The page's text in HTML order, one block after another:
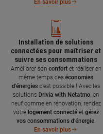
En savoir plus
Installation de solutions
connectées pour maîtriser et
suivre ses consommations
Améliorer son confort et réaliser en
même temps des économies
d’énergies c’est possible ! Avec les
solutions Drivia with Netatmo , en
neuf comme en rénovation, rendez
votre logement connecté et gérez
vos consommations d’énergie.
En savoir plus